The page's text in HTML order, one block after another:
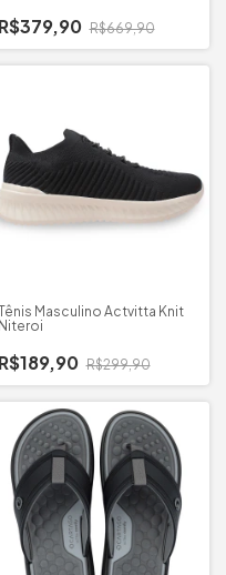
R$379,90 R$669,90
Masculino Actvitta Knit
Niteroi
R$189,90 R$299,90